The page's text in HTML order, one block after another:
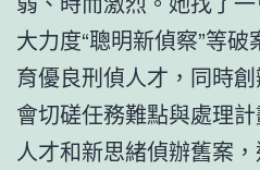
大力度“聰明新偵察”等
育優良刑偵人才，同時
會切磋任務難點與處理
人才和新思緒偵辦舊案